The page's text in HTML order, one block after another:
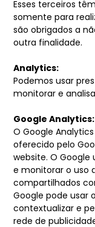
Esses terceiros
somente para
são obrigados a
outra finalidade.
Analytics:
Podemos usar
monitorar e
Google Analytics:
O Google
oferecido pelo
website. O
e monitorar o uso
compartilhados
Google pode usar
contextualizar e
rede de